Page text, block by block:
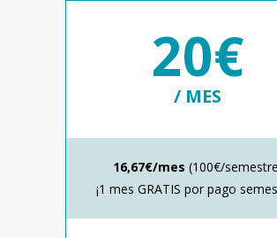
20€
/ MES
16,67€/mes (100€/
¡1 mes GRATIS por pago